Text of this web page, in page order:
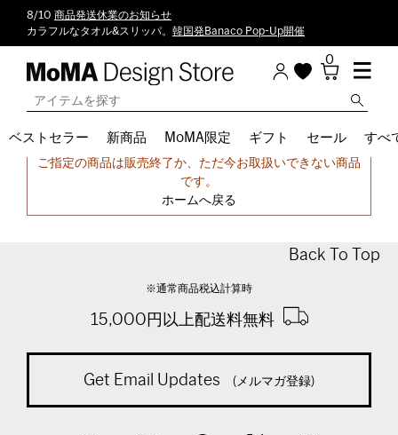
8/10 商品発送休業のお知らせ
カラフルなタオル&スリッパ。 韓国発Banaco Pop-Up開催
0
ベストセラー 新商品 MoMA限定 ギフト セール すべ
申し訳ございません。
ご指定の商品は販売終了か、ただ今お取扱いできない商品
です。
ホームへ戻る
Back To Top
※通常商品税込計算時
15,000円以上配送料無料
Get Email Updates (メルマガ登録)